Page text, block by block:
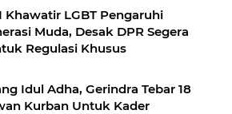
Khawatir LGBT Pengaruhi
Muda, Desak DPR Segera
Regulasi Khusus
Idul Adha, Gerindra Tebar 18
Kurban Untuk Kader